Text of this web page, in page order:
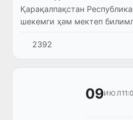
Қарақалпақстан
шекемги ҳәм мектеп
министрлиги ҳаўа
көтерилиўине байланыслы
мектепке шекемги
2392
09ИЮЛ